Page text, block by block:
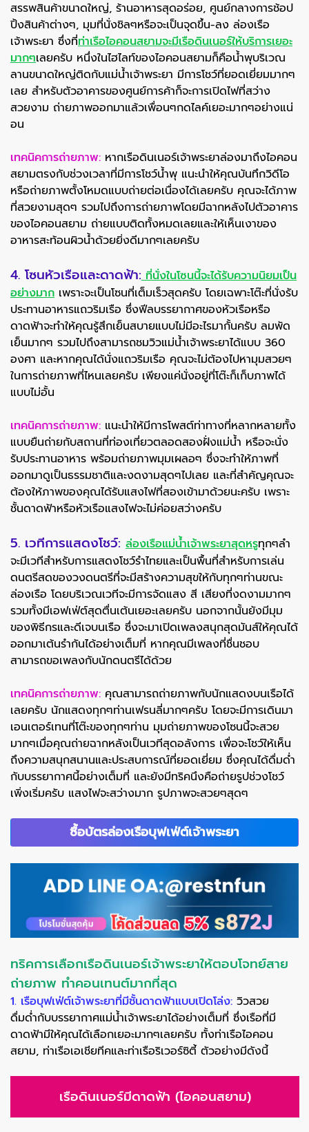
สรรพสินค้าขนาดใหญ่, ร้านอาหารสุดอร่อย, ศูนย์กลางการช้อป
ปิ้งสินค้าต่างๆ, มุมที่นั่งชิลๆหรือจะเป็นจุดขึ้น-ลง ล่องเรือ
เจ้าพระยา ซึ่งที่ท่าเรือไอคอนสยามจะมีเรือดินเนอร์ให้บริการเยอะ
มากๆเลยครับ หนึ่งในไฮไลท์ของไอคอนสยามก็คือน้ำพุบริเวณ
ลานขนาดใหญ่ติดกับแม่น้ำเจ้าพระยา มีการโชว์ที่ยอดเยี่ยมมากๆ
เลย สำหรับตัวอาคารของศูนย์การค้าก็จะการเปิดไฟที่สว่าง
สวยงาม ถ่ายภาพออกมาแล้วเพื่อนๆกดไลค์เยอะมากๆอย่างแน่
อน
เทคนิคการถ่ายภาพ: หากเรือดินเนอร์เจ้าพระยาล่องมาถึงไอคอน
สยามตรงกับช่วงเวลาที่มีการโชว์น้ำพุ แนะนำให้คุณบันทึกวิดีโอ
หรือถ่ายภาพตั้งโหมดแบบถ่ายต่อเนื่องได้เลยครับ คุณจะได้ภาพ
ที่สวยงามสุดๆ รวมไปถึงการถ่ายภาพโดยมีฉากหลังไปตัวอาคาร
ของไอคอนสยาม ถ่ายแบบติดทั้งหมดเลยและให้เห็นเงาของ
อาหารสะท้อนผิวน้ำด้วยยิ่งดีมากๆเลยครับ
4. โซนหัวเรือและดาดฟ้า:ที่นั่งในโซนนี้จะได้รับความนิยมเป็น
อย่างมาก เพราะจะเป็นโซนที่เต็มเร็วสุดครับ โดยเฉพาะโต๊ะที่นั่งรับ
ประทานอาหารแถวริมเรือ ซึ่งฟีลบรรยากาศของหัวเรือหรือ
ดาดฟ้าจะทำให้คุณรู้สึกเย็นสบายแบบไม่มีอะไรมากั้นครับ ลมพัด
เย็นมากๆ รวมไปถึงสามารถชมวิวแม่น้ำเจ้าพระยาได้แบบ 360
องศา และหากคุณได้นั่งแถวริมเรือ คุณจะไม่ต้องไปหามุมสวยๆ
ในการถ่ายภาพที่ไหนเลยครับ เพียงแค่นั่งอยู่ที่โต๊ะก็เก็บภาพได้
แบบไม่อั้น
เทคนิคการถ่ายภาพ: แนะนำให้มีการโพสต์ท่าทางที่หลากหลายทั้ง
แบบยืนถ่ายกับสถานที่ท่องเที่ยวตลอดสองฝั่งแม่น้ำ หรือจะนั่ง
รับประทานอาหาร พร้อมถ่ายภาพมุมเผลอๆ ซึ่งจะทำให้ภาพที่
ออกมาดูเป็นธรรมชาติและงดงามสุดๆไปเลย และที่สำคัญคุณจะ
ต้องให้ภาพของคุณได้รับแสงไฟที่สองเข้ามาด้วยนะครับ เพราะ
ชั้นดาดฟ้าหรือหัวเรือแสงไฟจะไม่ค่อยสว่างครับ
5. เวทีการแสดงโชว์: ล่องเรือแม่น้ำเจ้าพระยาสุดหรูทุกๆลำ
จะมีเวทีสำหรับการแสดงโชว์รำไทยและเป็นพื้นที่สำหรับการเล่น
ดนตรีสดของวงดนตรีที่จะมีสร้างความสุขให้กับทุกๆท่านขณะ
ล่องเรือ โดยบริเวณเวทีจะมีการจัดแสง สี เสียงที่งดงามมากๆ
รวมทั้งมีเอฟเฟ่ต์สุดตื่นเต้นเยอะเลยครับ นอกจากนั้นยังมีมุม
ของพิธีกรและดีเจบนเรือ ซึ่งจะมาเปิดเพลงสนุกสุดมันส์ให้คุณได้
ออกมาเต้นรำกันได้อย่างเต็มที่ หากคุณมีเพลงที่ชื่นชอบ
สามารถขอเพลงกับนักดนตรีได้ด้วย
เทคนิคการถ่ายภาพ: คุณสามารถถ่ายภาพกับนักแสดงบนเรือได้
เลยครับ นักแสดงทุกๆท่านเฟรนลี่มากๆครับ โดยจะมีการเดินมา
เอนเตอร์เทนที่โต๊ะของทุกๆท่าน มุมถ่ายภาพของโซนนี้จะสวย
มากๆเมื่อคุณถ่ายฉากหลังเป็นเวทีสุดอลังการ เพื่อจะโชว์ให้เห็น
ถึงความสนุกสนานและประสบการณ์ที่ยอดเยี่ยม ซึ่งคุณได้ดื่มด่ำ
กับบรรยากาศนี้อย่างเต็มที่ และยังมีทริคนึงคือถ่ายรูปช่วงโชว์
เพิ่งเริ่มครับ แสงไฟจะสว่างมาก รูปภาพจะสวยๆสุดๆ
ซื้อบัตรล่องเรือบุฟเฟ่ต์เจ้าพระยา
ทริคการเลือกเรือดินเนอร์เจ้าพระยาให้ตอบโจทย์สาย
ถ่ายภาพ ทำคอนเทนต์มากที่สุด
1. เรือบุฟเฟ่ต์เจ้าพระยาที่มีชั้นดาดฟ้าแบบเปิดโล่ง: วิวสวย
ดื่มด่ำกับบรรยากาศแม่น้ำเจ้าพระยาได้อย่างเต็มที่ ซึ่งเรือที่มี
ดาดฟ้ามีให้คุณได้เลือกเยอะมากๆเลยครับ ทั้งท่าเรือไอคอน
สยาม, ท่าเรือเอเชียทีคและท่าเรือริเวอร์ซิตี้ ตัวอย่างมีดังนี้
เรือดินเนอร์มีดาดฟ้า (ไอคอนสยาม)